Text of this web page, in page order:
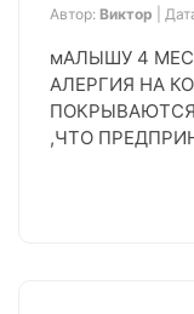
Автор: Виктор |
мАЛЫШУ 4
АЛЕРГИЯ НА
,ЧТО